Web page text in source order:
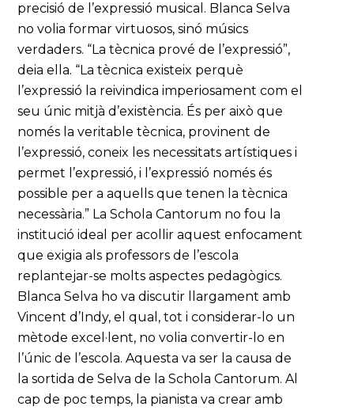
precisió de l’expressió musical. Blanca Selva
no volia formar virtuosos, sinó músics
verdaders. “La tècnica prové de l’expressió”,
deia ella. “La tècnica existeix perquè
l’expressió la reivindica imperiosament com el
seu únic mitjà d’existència. És per això que
només la veritable tècnica, provinent de
l’expressió, coneix les necessitats artístiques i
permet l’expressió, i l’expressió només és
possible per a aquells que tenen la tècnica
necessària.” La Schola Cantorum no fou la
institució ideal per acollir aquest enfocament
que exigia als professors de l’escola
replantejar-se molts aspectes pedagògics.
Blanca Selva ho va discutir llargament amb
Vincent d’Indy, el qual, tot i considerar-lo un
mètode excel·lent, no volia convertir-lo en
l’únic de l’escola. Aquesta va ser la causa de
la sortida de Selva de la Schola Cantorum. Al
cap de poc temps, la pianista va crear amb